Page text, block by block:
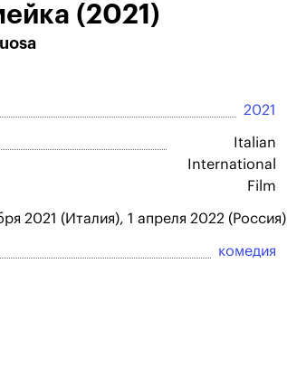
(2021)
2021
Italian
International
Film
2021 (Италия), 1 апреля 2022 (Россия)
комедия